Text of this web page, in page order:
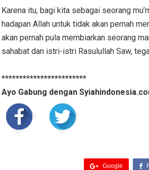
Karena itu, bagi kita sebagai seorang
hadapan Allah untuk tidak akan pernah
akan pernah pula membiarkan seorang
sahabat dan istri-istri Rasulullah Saw,
************************
Ayo Gabung dengan
Google